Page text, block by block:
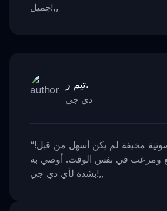
جميل!,,
تيم ر.
دي جي
“مخيفة لم يكن أسهل من قبل!
ومرعب في نفس الوقت. أوصي به
بشدة لأي دي جي!,,